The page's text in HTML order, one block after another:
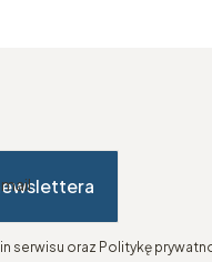
serwisu oraz Politykę